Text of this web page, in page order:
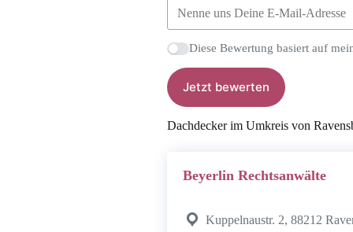
Diese Bewertung basiert auf
Jetzt bewerten
Dachdecker im Umkreis von
Beyerlin Rechtsanwälte
Kuppelnaustr. 2, 88212